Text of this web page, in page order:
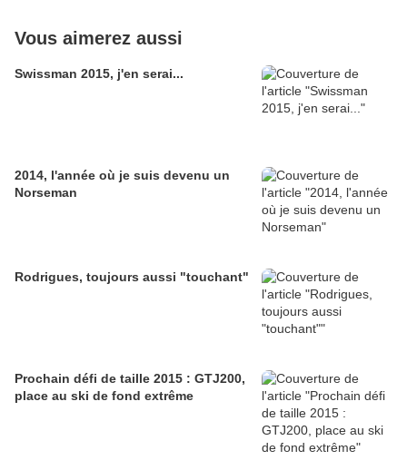
Vous aimerez aussi
Swissman 2015, j'en serai...
2014, l'année où je suis devenu un
Norseman
Rodrigues, toujours aussi "touchant"
Prochain défi de taille 2015 : GTJ200,
place au ski de fond extrême